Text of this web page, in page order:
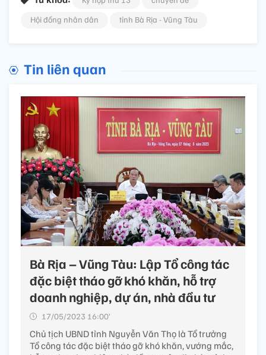
Hội đồng nhân dân
tỉnh Bà Rịa - Vũng Tàu
Tin liên quan
Bà Rịa – Vũng Tàu: Lập Tổ công tác
đặc biệt tháo gỡ khó khăn, hỗ trợ
doanh nghiệp, dự án, nhà đầu tư
17/05/2023 16:00’
Chủ tịch UBND tỉnh Nguyễn Văn Thọ là Tổ trưởng
Tổ công tác đặc biệt tháo gỡ khó khăn, vướng mắc,